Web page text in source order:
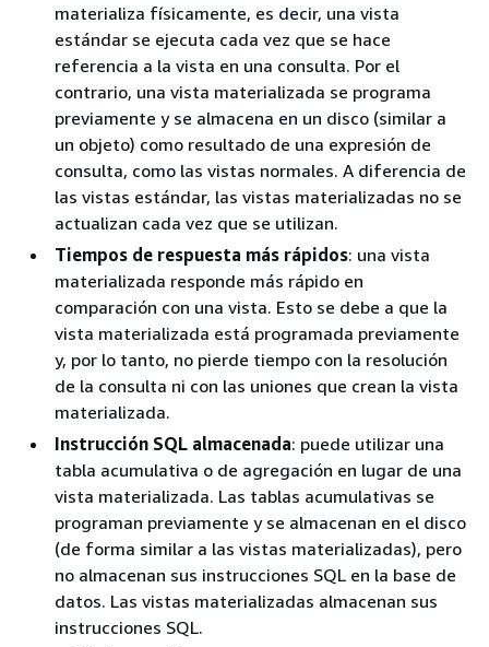
materializa físicamente, es decir, una vista
estándar se ejecuta cada vez que se hace
referencia a la vista en una consulta. Por el
contrario, una vista materializada se programa
previamente y se almacena en un disco (similar a
un objeto) como resultado de una expresión de
consulta, como las vistas normales. A diferencia de
las vistas estándar, las vistas materializadas no se
actualizan cada vez que se utilizan.
Tiempos de respuesta más rápidos: una vista
materializada responde más rápido en
comparación con una vista. Esto se debe a que la
vista materializada está programada previamente
y, por lo tanto, no pierde tiempo con la resolución
de la consulta ni con las uniones que crean la vista
materializada.
Instrucción SQL almacenada: puede utilizar una
tabla acumulativa o de agregación en lugar de una
vista materializada. Las tablas acumulativas se
programan previamente y se almacenan en el disco
(de forma similar a las vistas materializadas), pero
no almacenan sus instrucciones SQL en la base de
datos. Las vistas materializadas almacenan sus
instrucciones SQL.